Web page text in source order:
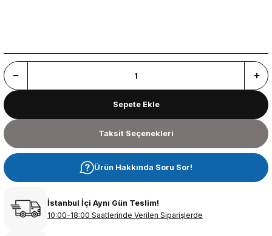
Sepete Ekle
Taksit Seçenekleri
Ürün Hakkında Soru Sor!
İstanbul İçi Aynı Gün Teslim!
10:00-18:00 Saatlerinde Verilen Siparişlerde